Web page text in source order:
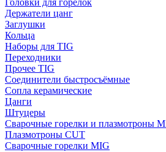
Головки для горелок
Держатели цанг
Заглушки
Кольца
Наборы для TIG
Переходники
Прочее TIG
Соединители быстросъёмные
Сопла керамические
Цанги
Штуцеры
Сварочные горелки и плазмотроны
Плазмотроны CUT
Сварочные горелки MIG